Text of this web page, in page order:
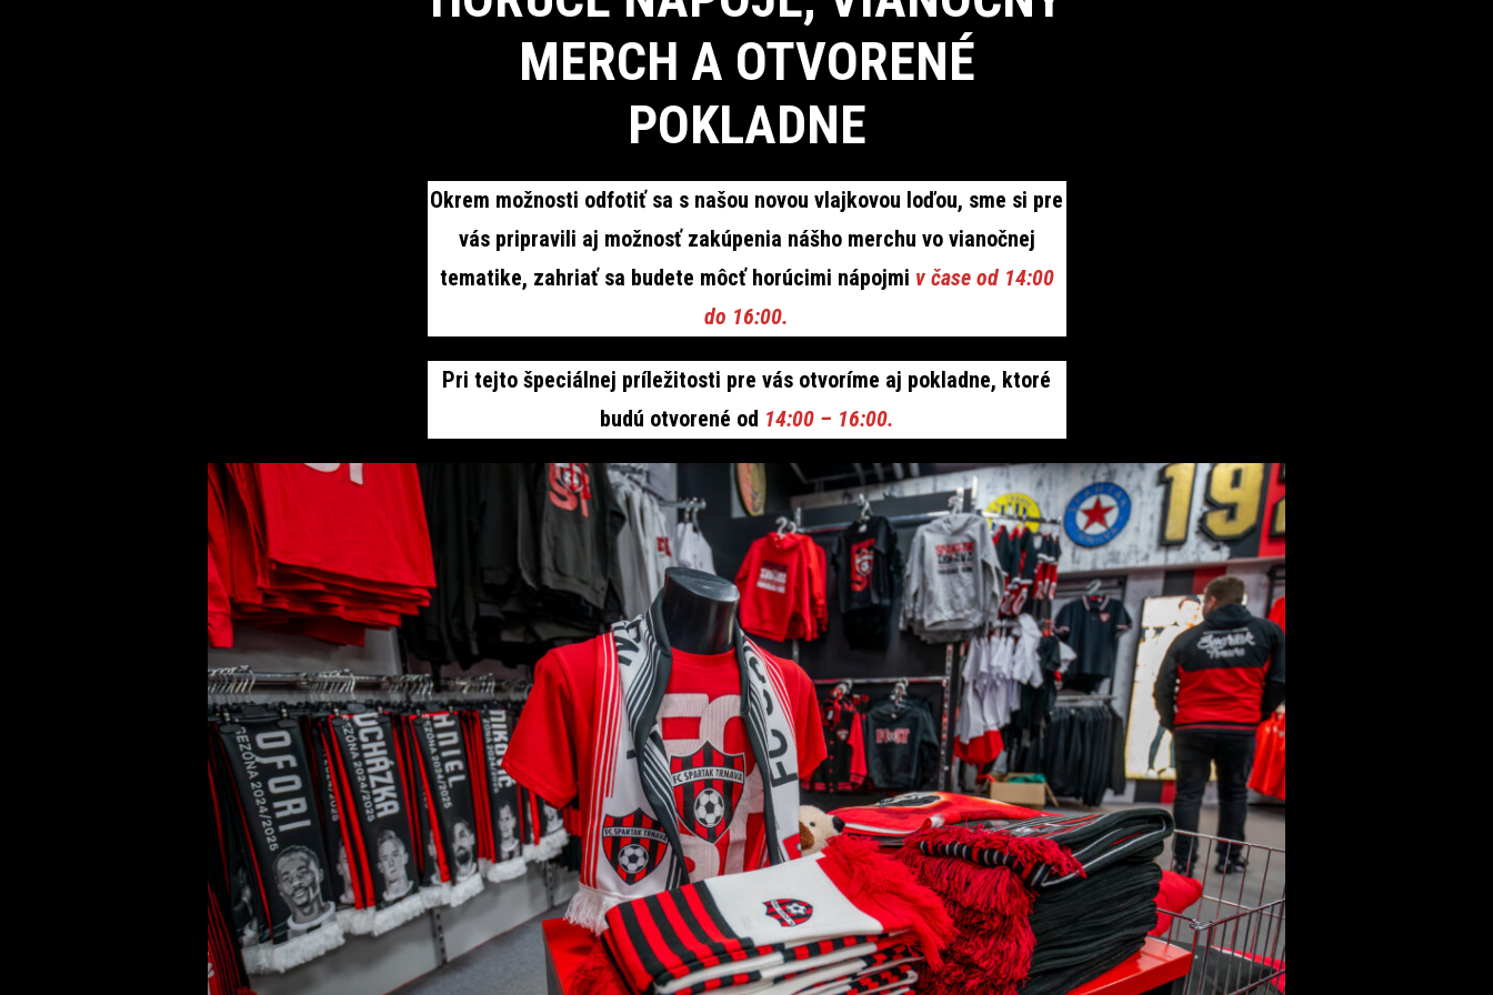
MERCH A OTVORENÉ
POKLADNE
Okrem možnosti odfotiť sa s našou novou vlajkovou loďou, sme si pre
vás pripravili aj možnosť zakúpenia nášho merchu vo vianočnej
tematike, zahriať sa budete môcť horúcimi nápojmi v čase od 14:00
do 16:00.
Pri tejto špeciálnej príležitosti pre vás otvoríme aj pokladne, ktoré
budú otvorené od 14:00 – 16:00.